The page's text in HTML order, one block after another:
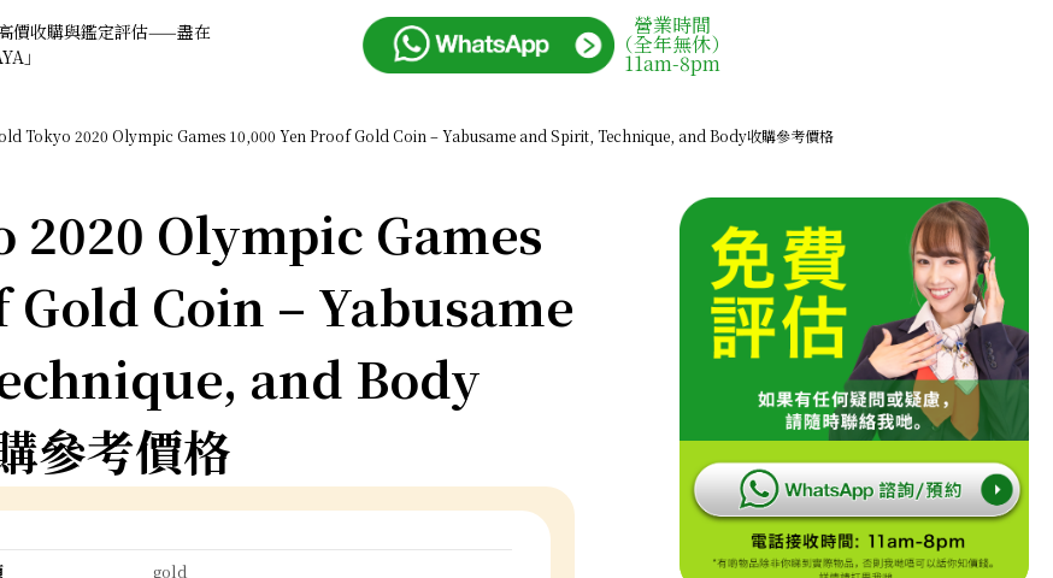
價收購與鑑定評估——盡在
」
營業時間
（全年無休）
11am-8pm
Tokyo 2020 Olympic Games 10,000 Yen Proof Gold Coin – Yabusame and Spirit, Technique, and Body收購參考價格
2020 Olympic Games
Gold Coin – Yabusame
and Body
參考價格
gold